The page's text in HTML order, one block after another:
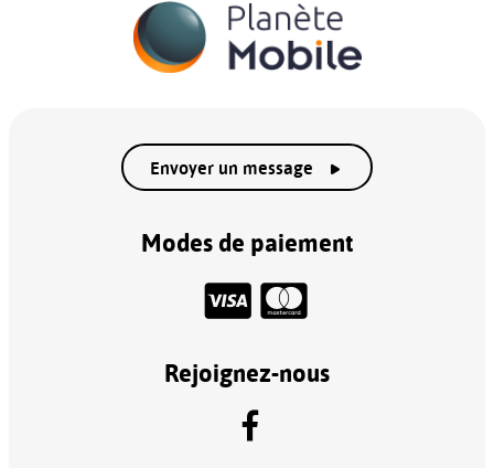
Envoyer un message
Modes de paiement
Rejoignez-nous